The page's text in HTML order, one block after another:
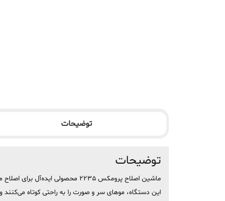
توضیحات
توضیحات
ماشین اصلاح پرومکس 2235
این دستگاه، موهای سر و صورت را به راحتی کوتاه